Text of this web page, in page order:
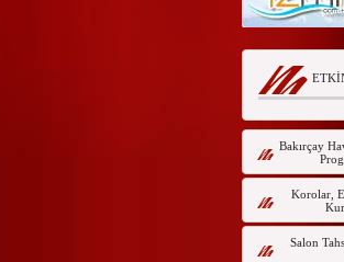
Bakırçay
Korolar,
Salon